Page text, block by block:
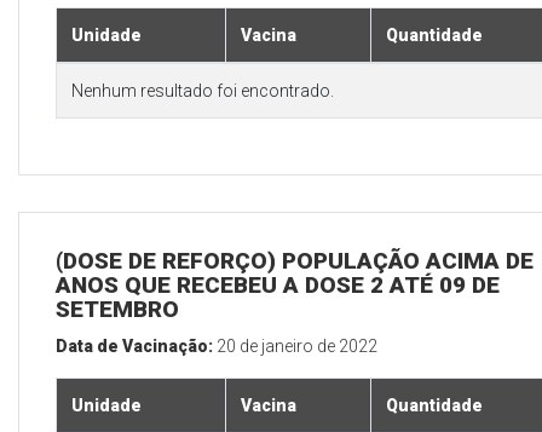
Unidade Vacina Quantidade
Nenhum resultado foi encontrado.
(DOSE DE REFORÇO) POPULAÇÃO ACIMA DE
ANOS QUE RECEBEU A DOSE 2 ATÉ 09 DE
SETEMBRO
Data de Vacinação: 20 de janeiro de 2022
Unidade Vacina Quantidade